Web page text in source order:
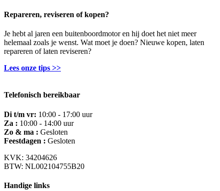
Repareren, reviseren of kopen?
Je hebt al jaren een buitenboordmotor en hij doet het niet meer
helemaal zoals je wenst. Wat moet je doen? Nieuwe kopen, laten
repareren of laten reviseren?
Lees onze tips >>
Telefonisch bereikbaar
Di t/m vr: 10:00 - 17:00 uur
Za : 10:00 - 14:00 uur
Zo & ma : Gesloten
Feestdagen : Gesloten
KVK: 34204626
BTW: NL002104755B20
Handige links